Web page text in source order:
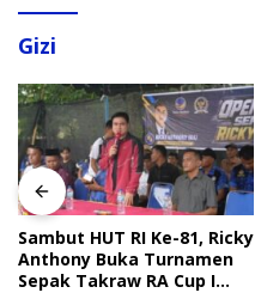
Gizi
Sambut HUT RI Ke-81, Ricky
Anthony Buka Turnamen
Sepak Takraw RA Cup I